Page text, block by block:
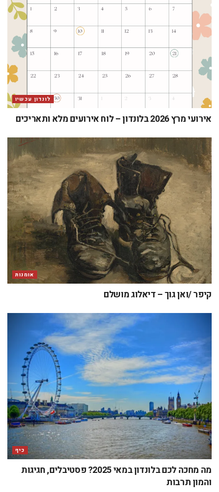
לונדון עכשיו
אירועי מרץ 2026 בלונדון – לוח אירועים מלא ותאריכים
אומנות
קיפר /ואן גוך – דיאלוג מושלם
כיף
מה מחכה לכם בלונדון במאי 2025? פסטיבלים, חגיגות
והמון תרבות